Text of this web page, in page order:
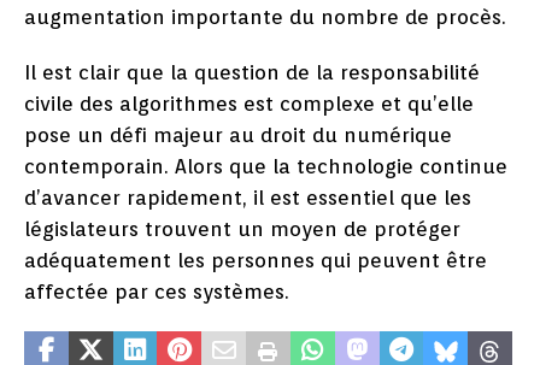
augmentation importante du nombre de procès.
Il est clair que la question de la responsabilité
civile des algorithmes est complexe et qu’elle
pose un défi majeur au droit du numérique
contemporain. Alors que la technologie continue
d’avancer rapidement, il est essentiel que les
législateurs trouvent un moyen de protéger
adéquatement les personnes qui peuvent être
affectée par ces systèmes.